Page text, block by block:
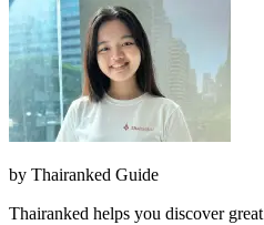
by Thairanked Guide
Thairanked helps you discover